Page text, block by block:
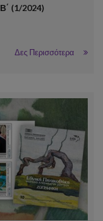
(1/2024)
Δες Περισσότερα